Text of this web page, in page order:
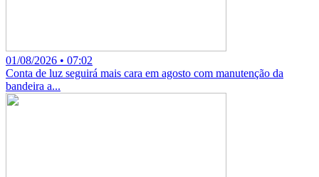
01/08/2026 • 07:02
Conta de luz seguirá mais cara em agosto com manutenção da
bandeira a...